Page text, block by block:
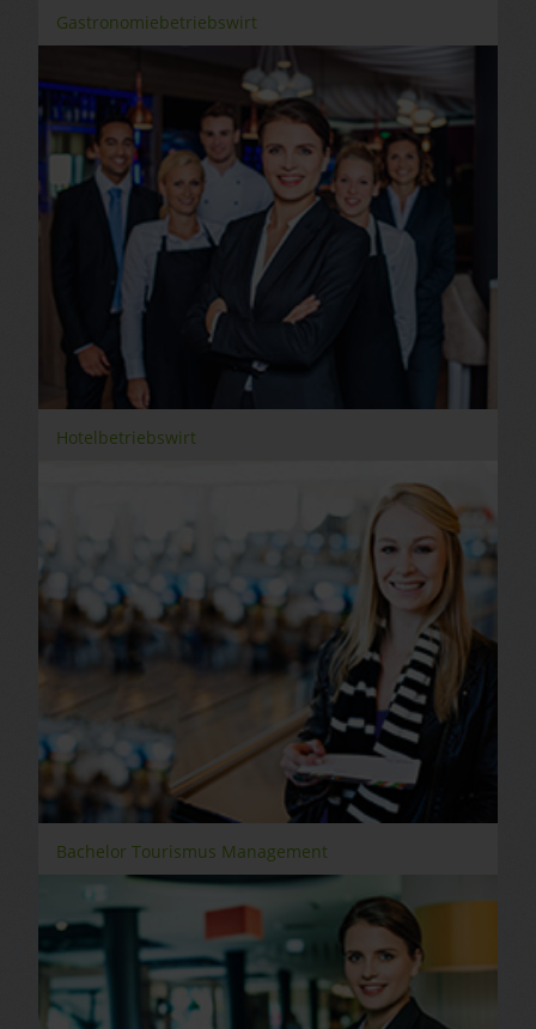
Gastronomiebetriebswirt
Hotelbetriebswirt
Bachelor Tourismus Management